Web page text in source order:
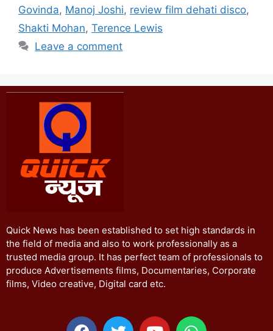
Govinda, Manoj Joshi, review film dehati disco,
Shakti Mohan, Terence Lewis
Leave a comment
Quick News has been established to set high standards in
the field of media and also to work professionally as a
trusted media group. It has perfect team of professionals to
produce Advertisements films, Documentaries, Corporate
films, Video creative, Digital card etc.